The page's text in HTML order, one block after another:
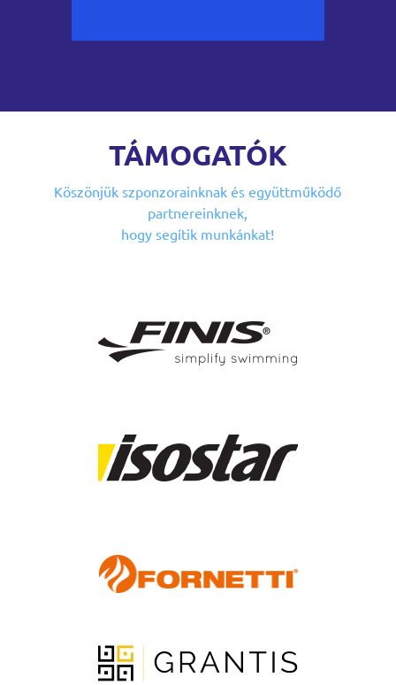
TÁMOGATÓK
Köszönjük szponzorainknakés együttműködő
partnereinknek,
hogy segítik munkánkat!